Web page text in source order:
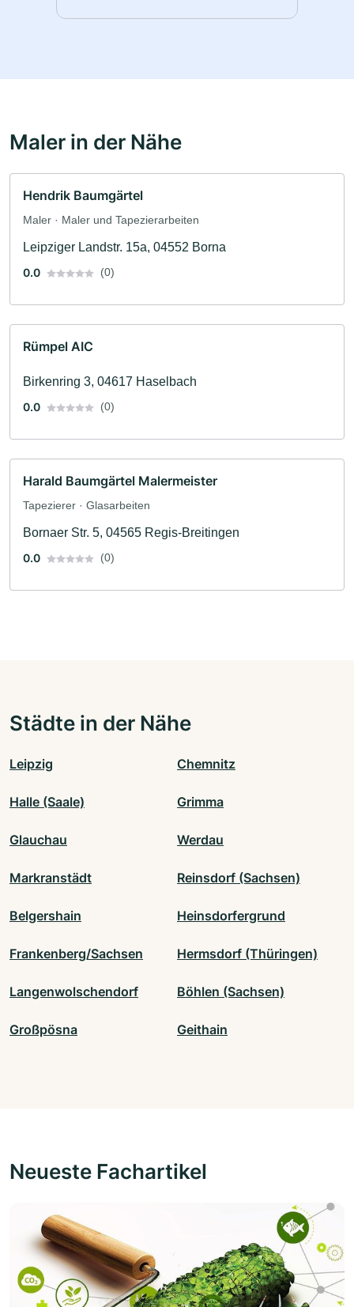
Maler in der Nähe
Hendrik Baumgärtel
Maler · Maler und Tapezierarbeiten
Leipziger Landstr. 15a, 04552 Borna
0.0
(0)
Rümpel AIC
Birkenring 3, 04617 Haselbach
0.0
(0)
Harald Baumgärtel Malermeister
Tapezierer · Glasarbeiten
Bornaer Str. 5, 04565 Regis-Breitingen
0.0
(0)
Städte in der Nähe
Leipzig Chemnitz
Halle (Saale) Grimma
Glauchau Werdau
Markranstädt Reinsdorf (Sachsen)
Belgershain Heinsdorfergrund
Frankenberg/Sachsen Hermsdorf (Thüringen)
Langenwolschendorf Böhlen (Sachsen)
Großpösna Geithain
Neueste Fachartikel